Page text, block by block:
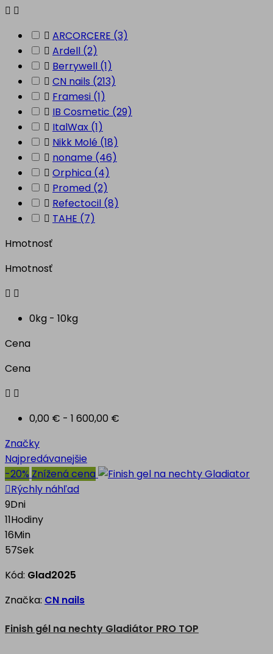
 
 ARCORCERE (3)
 Ardell (2)
 Berrywell (1)
 CN nails (213)
 Framesi (1)
 IB Cosmetic (29)
 ItalWax (1)
 Nikk Molé (18)
 noname (46)
 Orphica (4)
 Promed (2)
 Refectocil (8)
 TAHE (7)
Hmotnosť
Hmotnosť
 
0kg - 10kg
Cena
Cena
 
0,00 € - 1 600,00 €
Značky
Najpredávanejšie
-20% Znížená cena
Rýchly náhľad
9Dni
11Hodiny
16Min
56Sek
Kód: Glad2025
Značka: CN nails
Finish gél na nechty Gladiátor PRO TOP